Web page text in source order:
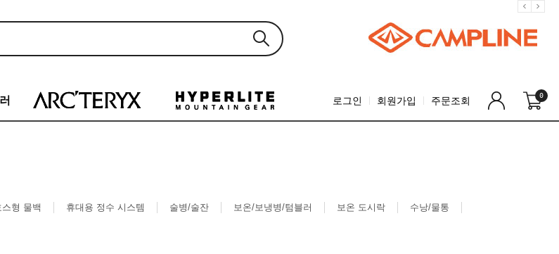
로그인 회원가입 주문조회 0
스형 물백 휴대용 정수 시스템 술병/술잔 보온/보냉병/텀블러 보온 도시락 수낭/물통